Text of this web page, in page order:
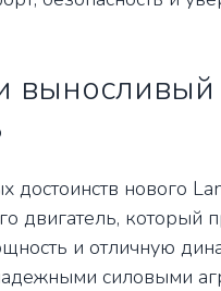
достоинств нового
двигатель, который
и отличную
силовыми